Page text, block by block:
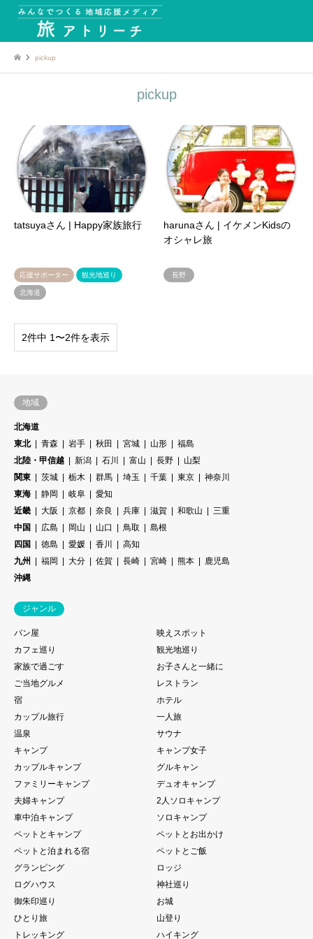
pickup
pickup
tatsuyaさん | Happy家族旅行
応援サポーター 観光地巡り
北海道
harunaさん | イケメンKidsの
オシャレ旅
長野
2件中 1〜2件を表示
地域
北海道
東北
青森 岩手 秋田 宮城 山形
福島
北陸・甲信越
新潟 石川 富山 長野
山梨
関東
茨城 栃木 群馬 埼玉 千葉 東京
神奈川
東海
静岡 岐阜
愛知
近畿
大阪 京都 奈良 兵庫 滋賀 和歌山
三重
中国
広島 岡山 山口 鳥取
島根
四国
徳島 愛媛 香川
高知
九州
福岡 大分 佐賀 長崎 宮崎 熊本
鹿児島
沖縄
ジャンル
パン屋
映えスポット
カフェ巡り
観光地巡り
家族で過ごす
お子さんと一緒に
ご当地グルメ
レストラン
宿
ホテル
カップル旅行
一人旅
温泉
サウナ
キャンプ
キャンプ女子
カップルキャンプ
グルキャン
ファミリーキャンプ
デュオキャンプ
夫婦キャンプ
2人ソロキャンプ
車中泊キャンプ
ソロキャンプ
ペットとキャンプ
ペットとお出かけ
ペットと泊まれる宿
ペットとご飯
グランピング
ロッジ
ログハウス
神社巡り
御朱印巡り
お城
ひとり旅
山登り
トレッキング
ハイキング